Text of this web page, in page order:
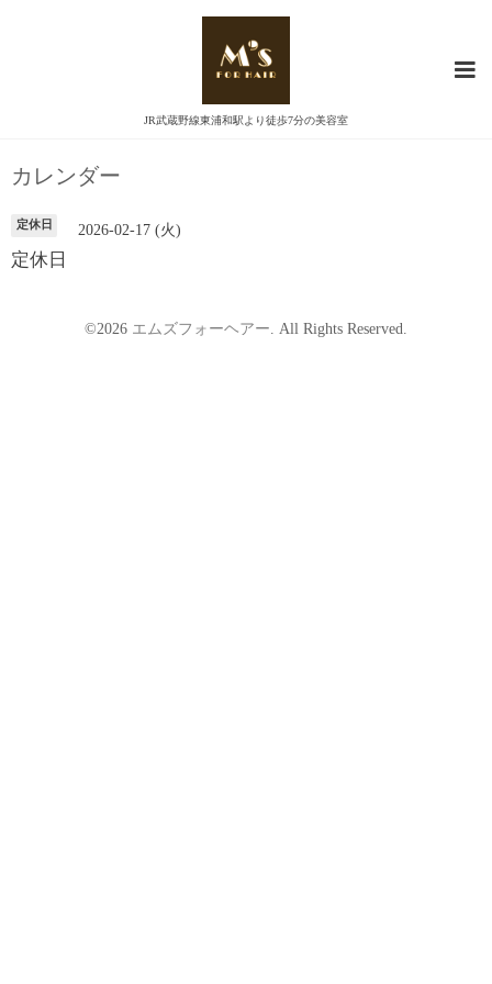
JR武蔵野線東浦和駅より徒歩7分の美容室
カレンダー
定休日 2026-02-17 (火)
定休日
©2026 エムズフォーヘアー . All Rights Reserved.